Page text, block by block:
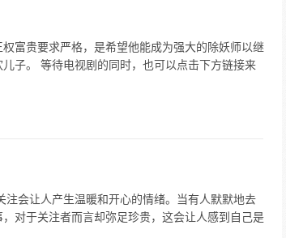
富贵要求严格，是希望他能成为强大的除妖师以继
子。 等待电视剧的同时，也可以点击下方链接来
会让人产生温暖和开心的情绪。当有人默默地去
对于关注者而言却弥足珍贵，这会让人感到自己是